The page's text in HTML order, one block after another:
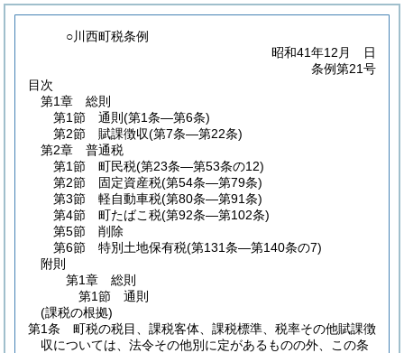
○川西町税条例
昭和41年12月 日
条例第21号
目次
第1章
総則
第1節
通則 (第1条―第6条)
第2節
賦課徴収(第7条―第22条)
第2章
普通税
第1節
町民税(第23条―第53条の12)
第2節
固定資産税(第54条―第79条)
第3節
軽自動車税(第80条―第91条)
第4節
町たばこ税(第92条―第102条)
第5節
削除
第6節
特別土地保有税(第131条―第140条の7)
附則
第1章
総則
第1節
通則
(課税の根拠)
第1条
町税の税目、課税客体、課税標準、税率その他賦課徴
収については、法令その他別に定があるものの外、この条